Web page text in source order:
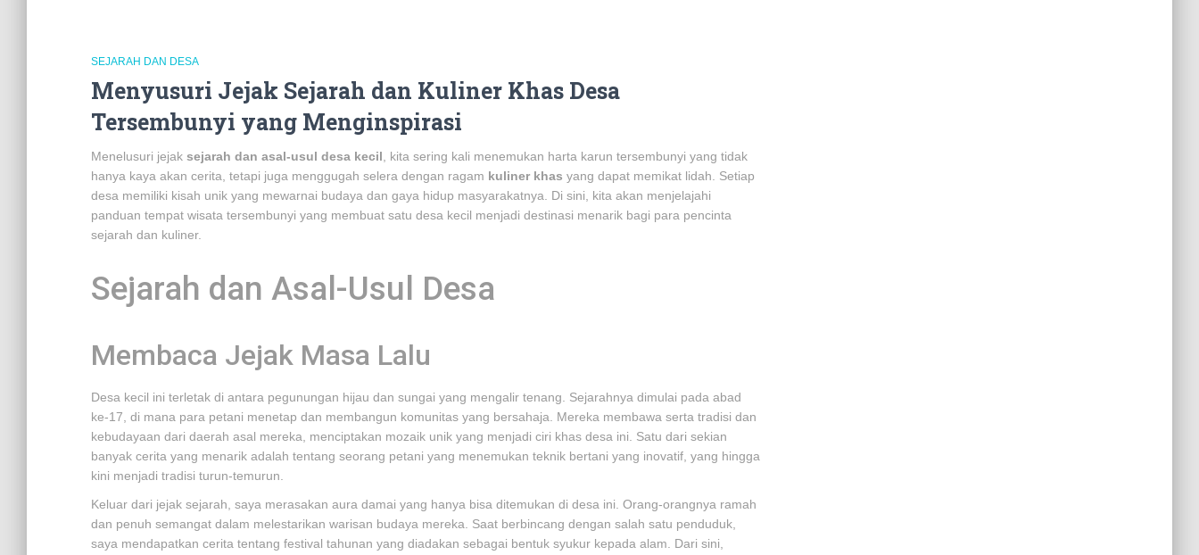
SEJARAH DAN DESA
Menyusuri Jejak Sejarah dan Kuliner Khas Desa
Tersembunyi yang Menginspirasi
Menelusuri jejak sejarah dan asal-usul desa kecil , kita sering kali menemukan harta karun tersembunyi yang tidak
hanya kaya akan cerita, tetapi juga menggugah selera dengan ragam kuliner khas yang dapat memikat lidah. Setiap
desa memiliki kisah unik yang mewarnai budaya dan gaya hidup masyarakatnya. Di sini, kita akan menjelajahi
panduan tempat wisata tersembunyi yang membuat satu desa kecil menjadi destinasi menarik bagi para pencinta
sejarah dan kuliner.
Sejarah dan Asal-Usul Desa
Membaca Jejak Masa Lalu
Desa kecil ini terletak di antara pegunungan hijau dan sungai yang mengalir tenang. Sejarahnya dimulai pada abad
ke-17, di mana para petani menetap dan membangun komunitas yang bersahaja. Mereka membawa serta tradisi dan
kebudayaan dari daerah asal mereka, menciptakan mozaik unik yang menjadi ciri khas desa ini. Satu dari sekian
banyak cerita yang menarik adalah tentang seorang petani yang menemukan teknik bertani yang inovatif, yang hingga
kini menjadi tradisi turun-temurun.
Keluar dari jejak sejarah, saya merasakan aura damai yang hanya bisa ditemukan di desa ini. Orang-orangnya ramah
dan penuh semangat dalam melestarikan warisan budaya mereka. Saat berbincang dengan salah satu penduduk,
saya mendapatkan cerita tentang festival tahunan yang diadakan sebagai bentuk syukur kepada alam. Dari sini,